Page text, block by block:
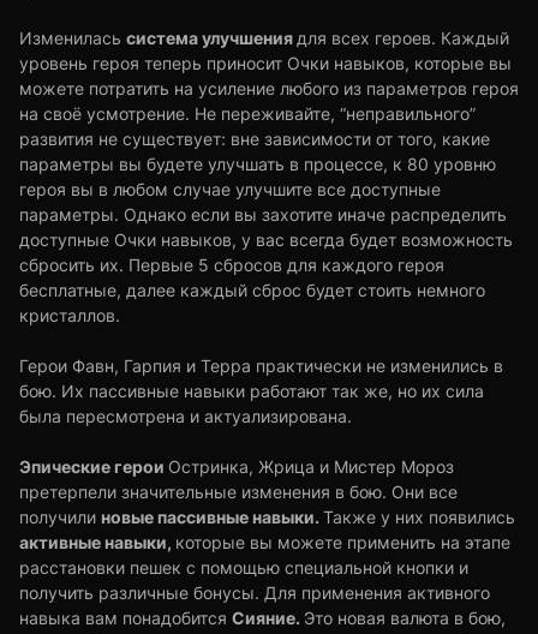
Изменилась система улучшениядля всех героев. Каждый
уровень героя теперь приносит Очки навыков, которые вы
можете потратить на усиление любого из параметров героя
на своё усмотрение. Не переживайте, “неправильного”
развития не существует: вне зависимости от того, какие
параметры вы будете улучшать в процессе, к 80 уровню
героя вы в любом случае улучшите все доступные
параметры. Однако если вы захотите иначе распределить
доступные Очки навыков, у вас всегда будет возможность
сбросить их. Первые 5 сбросов для каждого героя
бесплатные, далее каждый сброс будет стоить немного
кристаллов.
Герои Фавн, Гарпия и Терра практически не изменились в
бою. Их пассивные навыки работают так же, но их сила
была пересмотрена и актуализирована.
Эпические герои Остринка, Жрица и Мистер Мороз
претерпели значительные изменения в бою. Они все
получили новые пассивные навыки.Также у них появились
активные навыки, которые вы можете применить на этапе
расстановки пешек с помощью специальной кнопки и
получить различные бонусы. Для применения активного
навыка вам понадобится Сияние. Это новая валюта в бою,